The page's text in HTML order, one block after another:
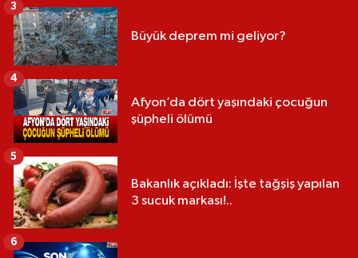
Büyük deprem mi geliyor?
3
Afyon’da dört yaşındaki çocuğun
şüpheli ölümü
4
Bakanlık açıkladı: İşte tağşiş yapılan
3 sucuk markası!..
5
6